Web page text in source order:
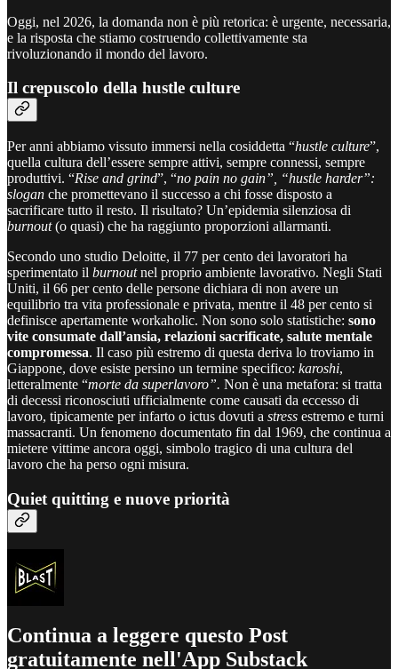
Oggi, nel 2026, la domanda non è più retorica: è urgente, necessaria,
e la risposta che stiamo costruendo collettivamente sta
rivoluzionando il mondo del lavoro.
Il crepuscolo della hustle culture
Per anni abbiamo vissuto immersi nella cosiddetta “hustle culture”,
quella cultura dell’essere sempre attivi, sempre connessi, sempre
produttivi. “Rise and grind”, “no pain no gain”, “hustle harder”:
slogan che promettevano il successo a chi fosse disposto a
sacrificare tutto il resto. Il risultato? Un’epidemia silenziosa di
burnout(o quasi) che ha raggiunto proporzioni allarmanti.
Secondo uno studio Deloitte, il 77 per cento dei lavoratori ha
sperimentato il burnoutnel proprio ambiente lavorativo. Negli Stati
Uniti, il 66 per cento delle persone dichiara di non avere un
equilibrio tra vita professionale e privata, mentre il 48 per cento si
definisce apertamente workaholic. Non sono solo statistiche: sono
vite consumate dall’ansia, relazioni sacrificate, salute mentale
compromessa. Il caso più estremo di questa deriva lo troviamo in
Giappone, dove esiste persino un termine specifico: karoshi,
letteralmente “morte da superlavoro”. Non è una metafora: si tratta
di decessi riconosciuti ufficialmente come causati da eccesso di
lavoro, tipicamente per infarto o ictus dovuti a stress estremo e turni
massacranti. Un fenomeno documentato fin dal 1969, che continua a
mietere vittime ancora oggi, simbolo tragico di una cultura del
lavoro che ha perso ogni misura.
Quiet quitting e nuove priorità
Continua a leggere questo Post
gratuitamente nell'App Substack